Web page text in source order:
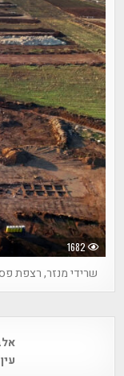
1682
שרידי מנזר, רצפת